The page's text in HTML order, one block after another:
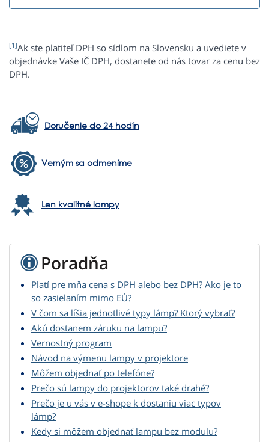
[1]Ak ste platiteľ DPH so sídlom na Slovensku a uvediete v
objednávke Vaše IČ DPH, dostanete od nás tovar za cenu bez
DPH.
Doručenie do 24 hodín
Verným sa odmeníme
Len kvalitné lampy
Poradňa
Platí pre mňa cena s DPH alebo bez DPH? Ako je to
so zasielaním mimo EÚ?
V čom sa líšia jednotlivé typy lámp? Ktorý vybrať?
Akú dostanem záruku na lampu?
Vernostný program
Návod na výmenu lampy v projektore
Môžem objednať po telefóne?
Prečo sú lampy do projektorov také drahé?
Prečo je u vás v e-shope k dostaniu viac typov
lámp?
Kedy si môžem objednať lampu bez modulu?